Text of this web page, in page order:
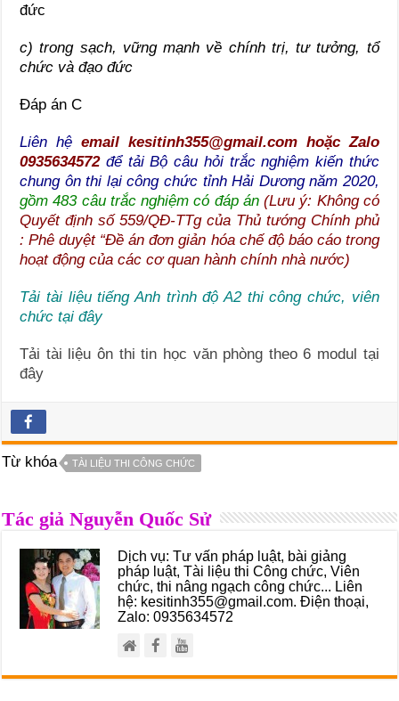
đức
c) trong sạch, vững mạnh về chính trị, tư tưởng, tổ
chức và đạo đức
Đáp án C
Liên hệemail kesitinh355@gmail.com hoặc Zalo
0935634572để tải Bộ câu hỏi trắc nghiệm kiến thức
chung ôn thi lại công chức tỉnh Hải Dương năm 2020,
gồm 483 câu trắc nghiệm có đáp án(Lưu ý: Không có
Quyết định số 559/QĐ-TTg của Thủ tướng Chính phủ
: Phê duyệt “Đề án đơn giản hóa chế độ báo cáo trong
hoạt động của các cơ quan hành chính nhà nước)
Tải tài liệu tiếng Anh trình độ A2 thi công chức, viên
chức tại đây
Tải tài liệu ôn thi tin học văn phòng theo 6 modul tại
đây
Từ khóa TÀI LIỆU THI CÔNG CHỨC
Tác giả Nguyễn Quốc Sử
Dịch vụ: Tư vấn pháp luật, bài giảng
pháp luật, Tài liệu thi Công chức, Viên
chức, thi nâng ngạch công chức... Liên
hệ: kesitinh355@gmail.com. Điện thoại,
Zalo: 0935634572